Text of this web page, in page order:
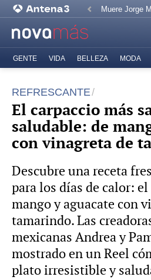
Muere Jorge
GENTE VIDA BELLEZA MODA
REFRESCANTE
El carpaccio más
saludable: de
con vinagreta de
Descubre una receta
para los días de calor:
mango y aguacate con
tamarindo. Las
mexicanas Andrea y
mostrado en un Reel
plato irresistible y